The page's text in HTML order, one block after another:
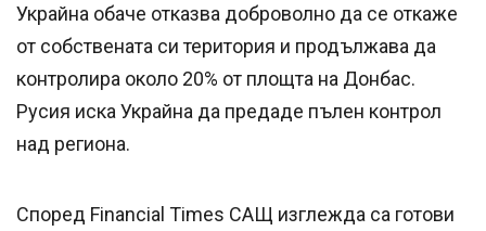
Украйна обаче отказва доброволно да се откаже
от собствената си територия и продължава да
контролира около 20% от площта на Донбас.
Русия иска Украйна да предаде пълен контрол
над региона.
Според Financial Times САЩ изглежда са готови